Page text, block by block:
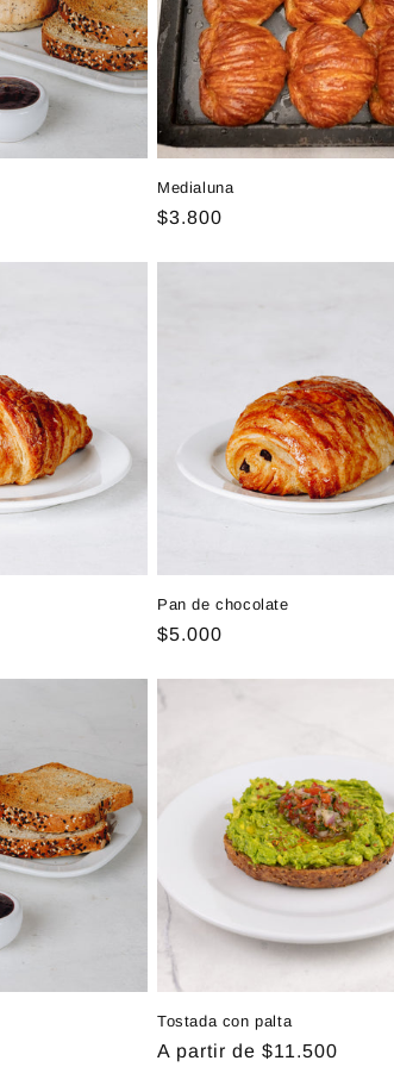
Medialuna
Precio
$3.800
Pan de chocolate
Precio
$5.000
Tostada con palta
Precio
A partir de $11.500